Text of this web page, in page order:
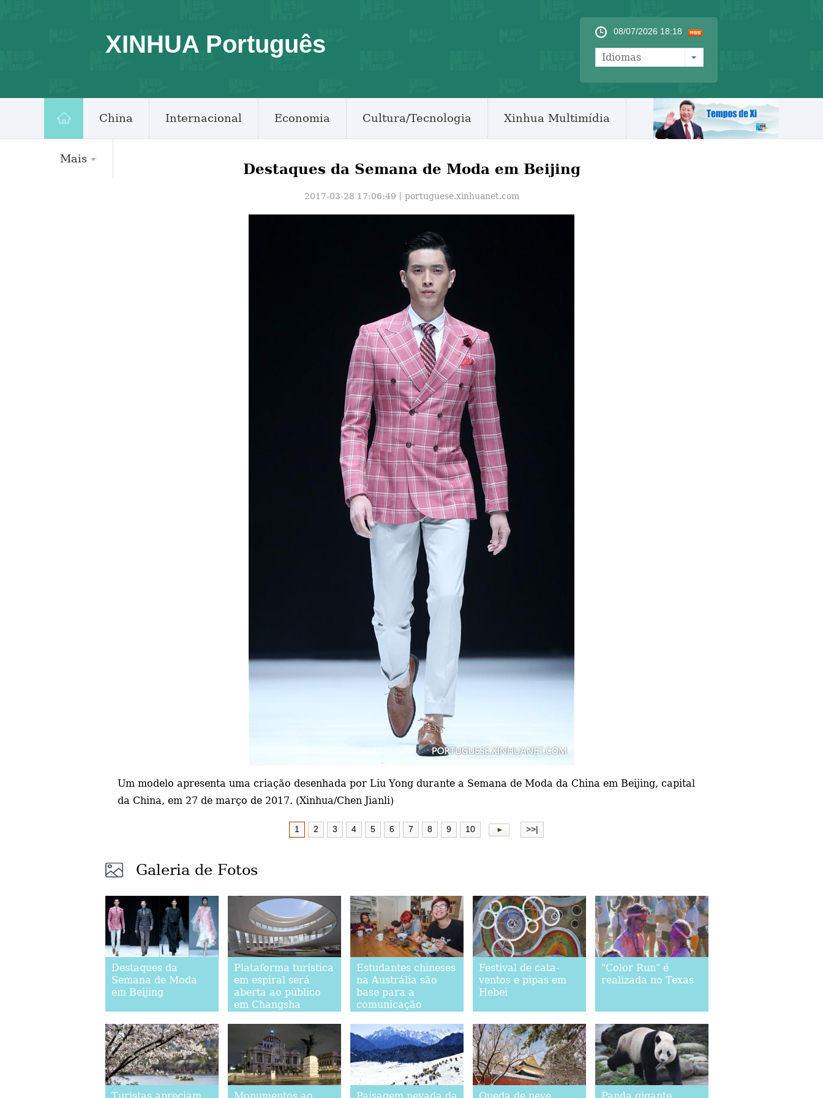
XINHUA Português 08/07/2026 18:18
Idiomas
China Internacional Economia Cultura/Tecnologia Xinhua Multimídia
Mais
Destaques da Semana de Moda em Beijing
2017-03-28 17:06:49丨 portuguese.xinhuanet.com
Um modelo apresenta uma criação desenhada por Liu Yong durante a Semana de Moda da China em Beijing, capital
da China, em 27 de março de 2017. (Xinhua/Chen Jianli)
1 2 3 4 5 6 7 8 9 10 >>|
Galeria de Fotos
Destaques da
Semana de Moda
em Beijing
Plataforma turística
em espiral será
aberta ao público
em Changsha
Estudantes chineses
na Austrália são
base para a
comunicação
os dois países
Festival de cata-
ventos e pipas em
Hebei
"Color Run" é
realizada no Texas